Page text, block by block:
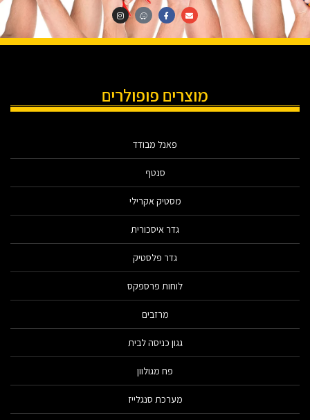
מוצרים פופולרים
פאנל מבודד
סנטף
מסטיק אקרילי
גדר איסכורית
גדר פלסטיק
לוחות פרספקס
מרזבים
גגון כניסה לבית
פח מגולוון
מערכת סנגלייז